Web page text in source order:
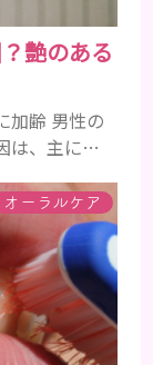
艶のある
加齢 男性の
は、主に加
がチリチリ
もいるでし
てくる40代
あります。
乱れていき
オーラルケア